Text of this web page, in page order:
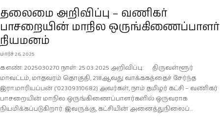
தலைமை அறிவிப்பு – வணிகர்
பாசறையின் மாநில ஒருங்கிணைப்பாளர்
நியமனம்
மார்ச் 26, 2025
க.எண்: 2025030270 நாள்: 25.03.2025 அறிவிப்பு: திருவள்ளூர்
மாவட்டம், மாதவரம் தொகுதி, 218ஆவது வாக்ககத்தைச் சேர்ந்த
இரா.மாரியப்பன் ('02309310682) அவர்கள், நாம் தமிழர் கட்சி – வணிகர்
பாசறையின் மாநில ஒருங்கிணைப்பாளர்களில் ஒருவராக
நியமிக்கப்படுகிறார். இவருக்கு, கட்சியின் அனைத்துநிலைப்...